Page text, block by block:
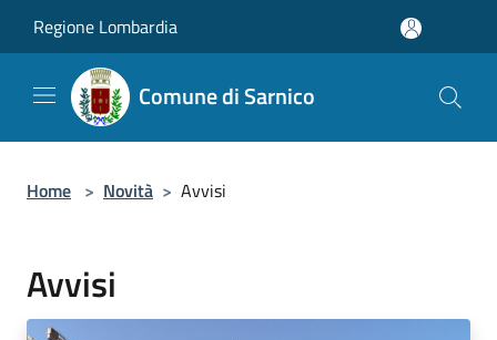
Regione Lombardia
Comune di Sarnico
Home > Novità > Avvisi
Avvisi